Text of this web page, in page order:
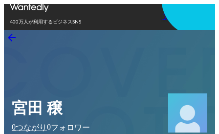
400万人が利用するビジネスSNS
アプリを使う
宮田 穣
0つながり 0フォロワー